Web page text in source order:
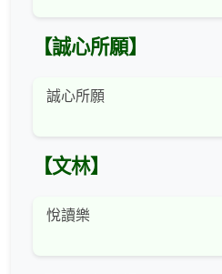
【誠心所願】
誠心所願
【文林】
悅讀樂